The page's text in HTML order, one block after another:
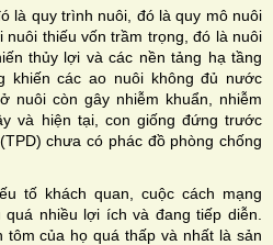
là quy trình nuôi, đó là quy mô nuôi
thiếu vốn trầm trọng, đó là nuôi
thủy lợi và các nền tảng hạ tầng
khiến các ao nuôi không đủ nước
nuôi còn gây nhiễm khuẩn, nhiễm
và hiện tại, con giống đứng trước
chưa có phác đồ phòng chống
tố khách quan, cuộc cách mạng
nhiều lợi ích và đang tiếp diễn.
của họ quá thấp và nhất là sản